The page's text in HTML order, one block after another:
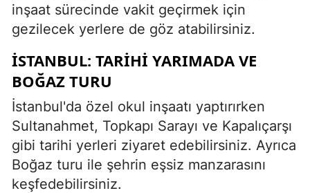
inşaat sürecinde vakit geçirmek için
gezilecek yerlere de göz atabilirsiniz.
İSTANBUL: TARIHI YARIMADA VE
BOĞAZ TURU
İstanbul'da özel okul inşaatı yaptırırken
Sultanahmet, Topkapı Sarayı ve Kapalıçarşı
gibi tarihi yerleri ziyaret edebilirsiniz. Ayrıca
Boğaz turu ile şehrin eşsiz manzarasını
keşfedebilirsiniz.